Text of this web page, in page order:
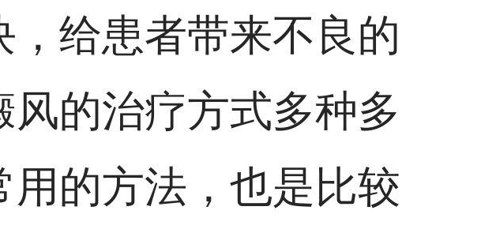
给患者带来不良的
的治疗方式多种多
的方法，也是比较